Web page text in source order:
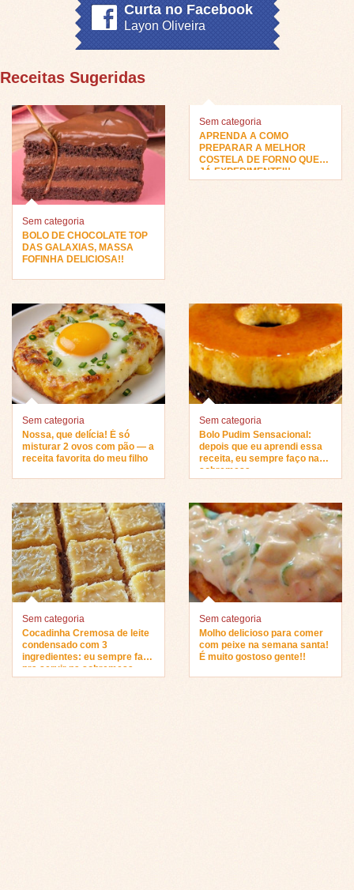
Curta no Facebook
Layon Oliveira
Receitas Sugeridas
Sem categoria
BOLO DE CHOCOLATE TOP
DAS GALAXIAS, MASSA
FOFINHA DELICIOSA!!
Sem categoria
APRENDA A COMO
PREPARAR A MELHOR
COSTELA DE FORNO QUE
JÁ EXPERIMENTEI!!
Sem categoria
Nossa, que delícia! É só
misturar 2 ovos com pão — a
receita favorita do meu filho
Sem categoria
Bolo Pudim Sensacional:
depois que eu aprendi essa
receita, eu sempre faço na
sobremesa…
Sem categoria
Cocadinha Cremosa de leite
condensado com 3
ingredientes: eu sempre faço
pra servir na sobremesa…
Sem categoria
Molho delicioso para comer
com peixe na semana santa!
É muito gostoso gente!!